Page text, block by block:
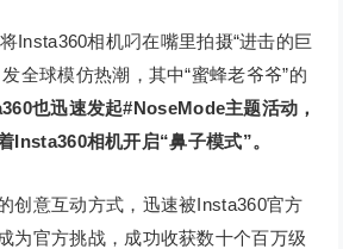
Insta360相机叼在嘴里拍摄“进击的巨
全球模仿热潮，其中“蜜蜂老爷爷”的
也迅速发起#NoseMode主题活动，
Insta360相机开启“鼻子模式”。
创意互动方式，迅速被Insta360官方
为官方挑战，成功收获数十个百万级